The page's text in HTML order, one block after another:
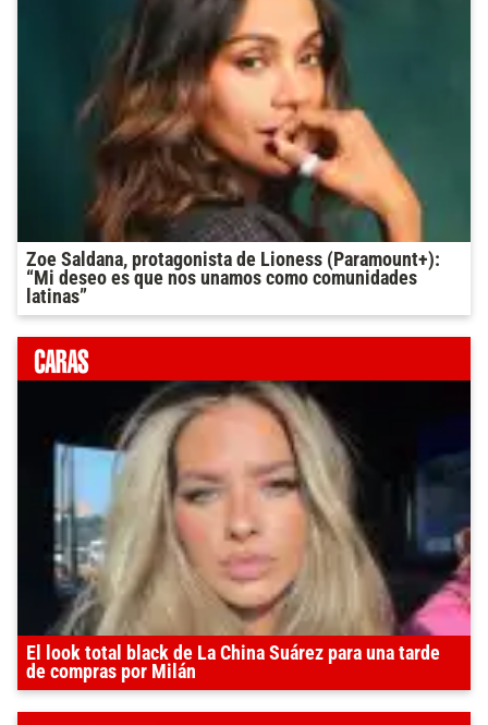
Zoe Saldana, protagonista de Lioness (Paramount+):
“Mi deseo es que nos unamos como comunidades
latinas”
El look total black de La China Suárez para una tarde
de compras por Milán